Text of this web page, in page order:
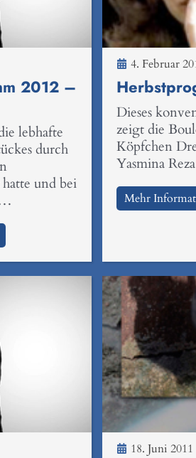
2012 –
lebhafte
durch
und bei
4. Februar
Dieses
zeigt die
Köpfchen
Yasmina
Mehr
18. Juni 2011